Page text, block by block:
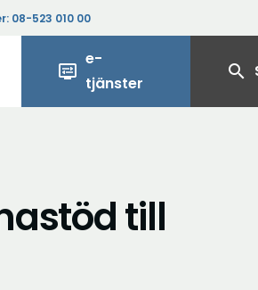
08-523 010 00
display_settings
e-
tjänster
search
till